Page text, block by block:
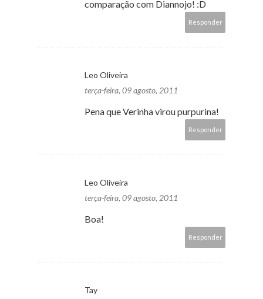
comparação com Diannojo! :D
Responder
Leo Oliveira
terça-feira, 09 agosto, 2011
Pena que Verinha virou purpurina!
Responder
Leo Oliveira
terça-feira, 09 agosto, 2011
Boa!
Responder
Tay